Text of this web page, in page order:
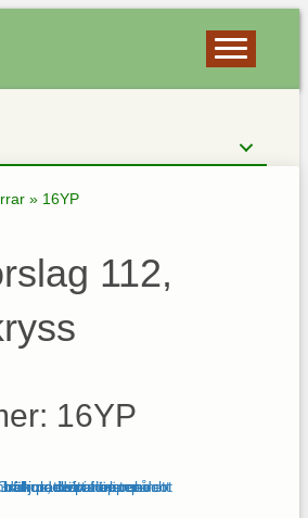
» 16YP
112,
16YP